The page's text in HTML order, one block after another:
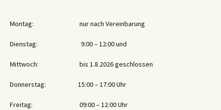
Montag: nur nach Vereinbarung
Dienstag: 9:00 – 12:00 und
Mittwoch: bis 1.8.2026 geschlossen
Donnerstag: 15:00 – 17:00 Uhr
Freitag: 09:00 – 12:00 Uhr